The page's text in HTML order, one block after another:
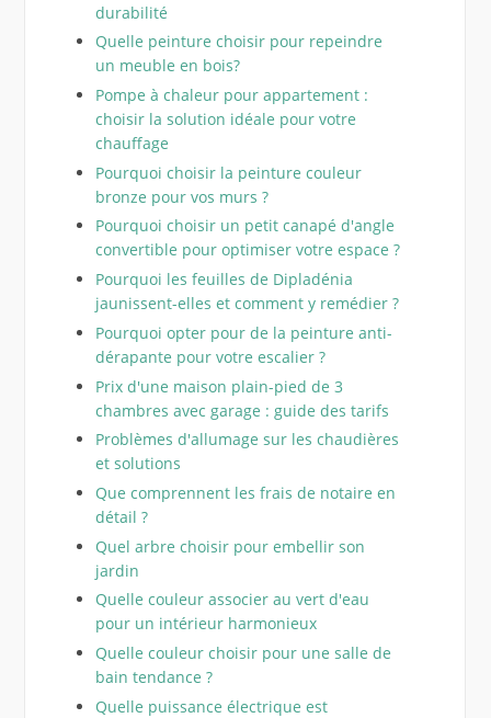
durabilité
Quelle peinture choisir pour repeindre
un meuble en bois?
Pompe à chaleur pour appartement :
choisir la solution idéale pour votre
chauffage
Pourquoi choisir la peinture couleur
bronze pour vos murs ?
Pourquoi choisir un petit canapé d'angle
convertible pour optimiser votre espace ?
Pourquoi les feuilles de Dipladénia
jaunissent-elles et comment y remédier ?
Pourquoi opter pour de la peinture anti-
dérapante pour votre escalier ?
Prix d'une maison plain-pied de 3
chambres avec garage : guide des tarifs
Problèmes d'allumage sur les chaudières
et solutions
Que comprennent les frais de notaire en
détail ?
Quel arbre choisir pour embellir son
jardin
Quelle couleur associer au vert d'eau
pour un intérieur harmonieux
Quelle couleur choisir pour une salle de
bain tendance ?
Quelle puissance électrique est